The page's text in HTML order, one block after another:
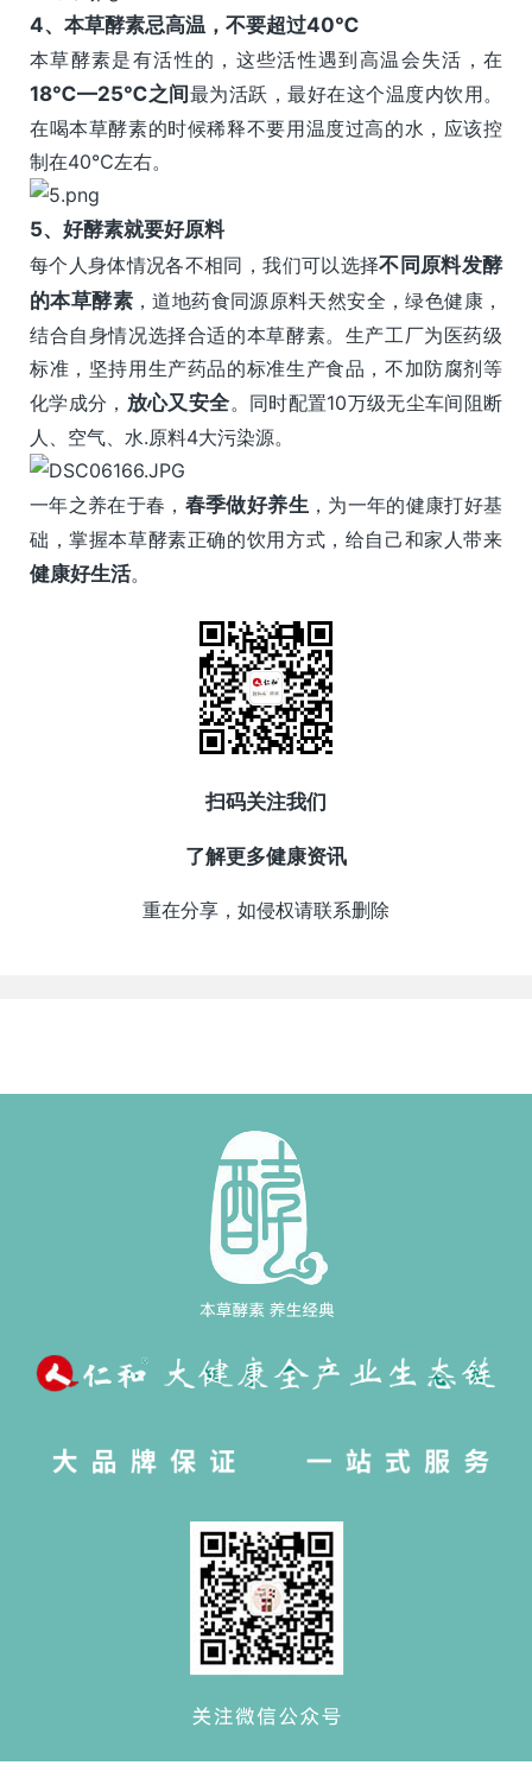
4、 本草酵素忌高温，不要超过40℃
本草酵素是有活性的，这些活性遇到高温会失活，在
18℃—25℃之间最为活跃，最好在这个温度内饮用。
在喝本草酵素的时候稀释不要用温度过高的水，应该控
制在40℃左右。
5、 好酵素就要好原料
每个人身体情况各不相同，我们可以选择不同原料发酵
的本草酵素，道地药食同源原料天然安全，绿色健康，
结合自身情况选择合适的本草酵素。生产工厂为医药级
标准，坚持用生产药品的标准生产食品，不加防腐剂等
化学成分， 放心又安全。同时配置10万级无尘车间阻断
人、空气、水.原料4大污染源。
一年之养在于春， 春季做好养生 ，为一年的健康打好基
础，掌握本草酵素正确的饮用方式，给自己和家人带来
健康好生活。
扫码关注我们
了解更多健康资讯
重在分享，如侵权请联系删除